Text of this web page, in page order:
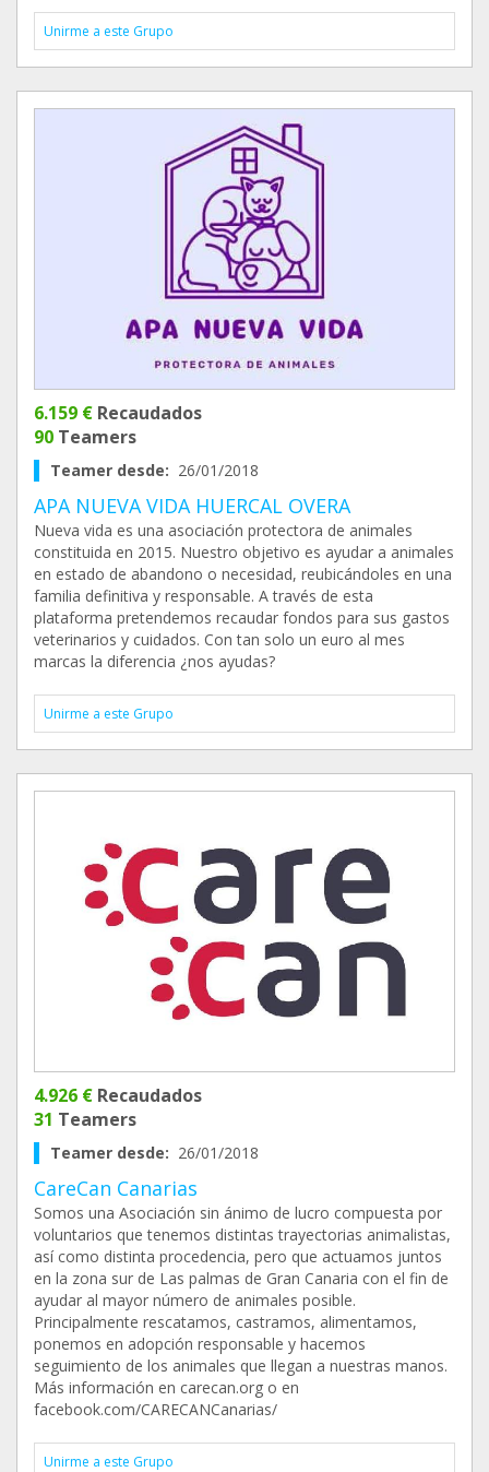
Unirme a este Grupo
6.159 € Recaudados
90 Teamers
Teamer desde: 26/01/2018
APA NUEVA VIDA HUERCAL OVERA
Nueva vida es una asociación protectora de animales
constituida en 2015. Nuestro objetivo es ayudar a animales
en estado de abandono o necesidad, reubicándoles en una
familia definitiva y responsable. A través de esta
plataforma pretendemos recaudar fondos para sus gastos
veterinarios y cuidados. Con tan solo un euro al mes
marcas la diferencia ¿nos ayudas?
Unirme a este Grupo
4.926 € Recaudados
31 Teamers
Teamer desde: 26/01/2018
CareCan Canarias
Somos una Asociación sin ánimo de lucro compuesta por
voluntarios que tenemos distintas trayectorias animalistas,
así como distinta procedencia, pero que actuamos juntos
en la zona sur de Las palmas de Gran Canaria con el fin de
ayudar al mayor número de animales posible.
Principalmente rescatamos, castramos, alimentamos,
ponemos en adopción responsable y hacemos
seguimiento de los animales que llegan a nuestras manos.
Más información en carecan.org o en
facebook.com/CARECANCanarias/
Unirme a este Grupo